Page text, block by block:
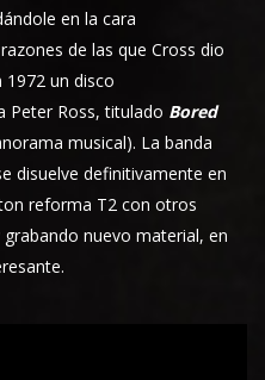
en la cara
de las que Cross dio
1972 un disco
Peter Ross, titulado Bored
musical). La banda
disuelve definitivamente en
reforma T2 con otros
nuevo material, en